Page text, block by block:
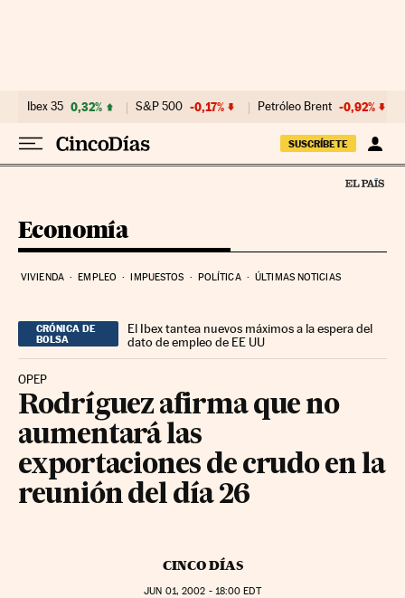
Ibex 35 0,32% S&P 500 -0,17% Petróleo Brent -0,92%
SUSCRÍBETE
Economía
VIVIENDA EMPLEO IMPUESTOS POLÍTICA ÚLTIMAS NOTICIAS
CRÓNICA DE
BOLSA
El Ibex tantea nuevos máximos a la espera del
dato de empleo de EE UU
OPEP
Rodríguez afirma que no
aumentará las
exportaciones de crudo en la
reunión del día 26
CINCO DÍAS
JUN 01, 2002 - 18:00 EDT